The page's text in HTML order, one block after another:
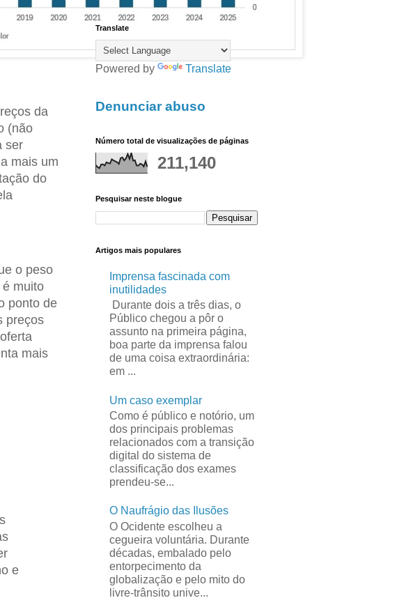
da
(não
ser
mais um
do
o peso
muito
ponto de
preços
mais
e
Translate
Powered by Translate
Denunciar abuso
Número total de visualizações de páginas
211,140
Pesquisar neste blogue
Artigos mais populares
Imprensa fascinada com
inutilidades
Durante dois a três dias, o
Público chegou a pôr o
assunto na primeira página,
boa parte da imprensa falou
de uma coisa extraordinária:
em ...
Um caso exemplar
Como é público e notório, um
dos principais problemas
relacionados com a transição
digital do sistema de
classificação dos exames
prendeu-se...
O Naufrágio das Ilusões
O Ocidente escolheu a
cegueira voluntária. Durante
décadas, embalado pelo
entorpecimento da
globalização e pelo mito do
livre-trânsito unive...